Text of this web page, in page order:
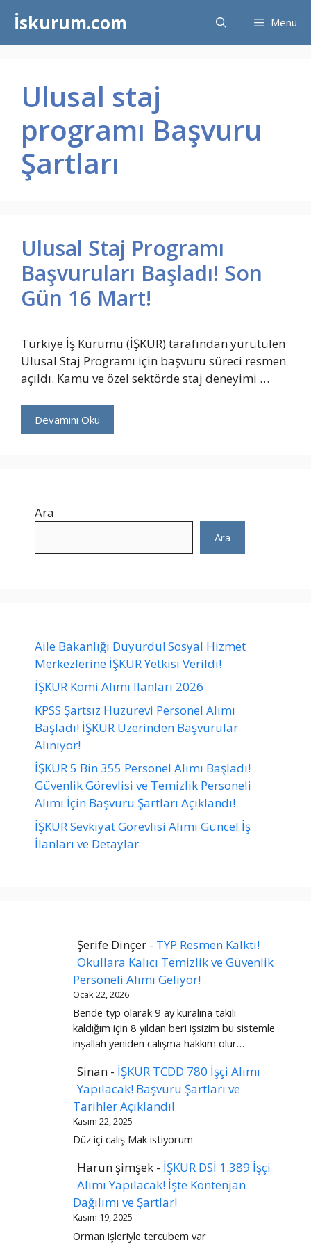
atlaİskurum.com Menu
Ulusal staj
programı Başvuru
Şartları
Ulusal Staj Programı
Başvuruları Başladı! Son
Gün 16 Mart!
Türkiye İş Kurumu (İŞKUR) tarafından yürütülen
Ulusal Staj Programı için başvuru süreci resmen
açıldı. Kamu ve özel sektörde staj deneyimi …
Devamını Oku
Ara
Ara
Aile Bakanlığı Duyurdu! Sosyal Hizmet
Merkezlerine İŞKUR Yetkisi Verildi!
İŞKUR Komi Alımı İlanları 2026
KPSS Şartsız Huzurevi Personel Alımı
Başladı! İŞKUR Üzerinden Başvurular
Alınıyor!
İŞKUR 5 Bin 355 Personel Alımı Başladı!
Güvenlik Görevlisi ve Temizlik Personeli
Alımı İçin Başvuru Şartları Açıklandı!
İŞKUR Sevkiyat Görevlisi Alımı Güncel İş
İlanları ve Detaylar
Şerife Dinçer- TYP Resmen Kalktı!
Okullara Kalıcı Temizlik ve Güvenlik
Personeli Alımı Geliyor!
Ocak 22, 2026
Bende typ olarak 9 ay kuralına takılı
kaldığım için 8 yıldan beri işsizim bu sistemle
inşallah yeniden calışma hakkım olur…
Sinan- İŞKUR TCDD 780 İşçi Alımı
Yapılacak! Başvuru Şartları ve
Tarihler Açıklandı!
Kasım 22, 2025
Düz içi calış Mak istiyorum
Harun şimşek- İŞKUR DSİ 1.389 İşçi
Alımı Yapılacak! İşte Kontenjan
Dağılımı ve Şartlar!
Kasım 19, 2025
Orman işleriyle tercubem var